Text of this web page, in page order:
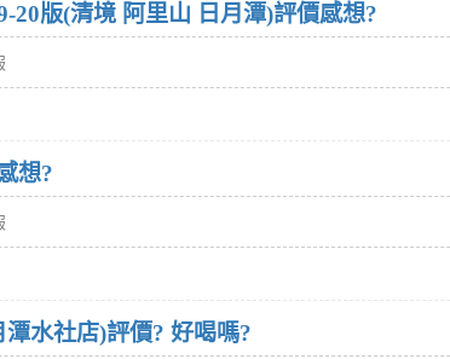
20版(清境 阿里山 日月潭)評價感想?
想?
水社店)評價? 好喝嗎?